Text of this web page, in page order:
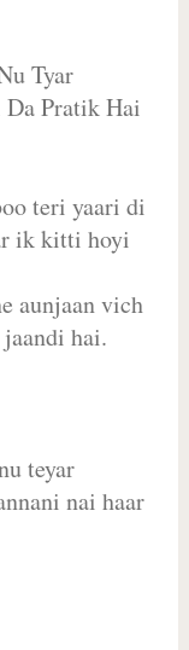
Tyar
Pratik Hai
teri yaari di
ik kitti hoyi
aunjaan vich
hai.
teyar
nai haar